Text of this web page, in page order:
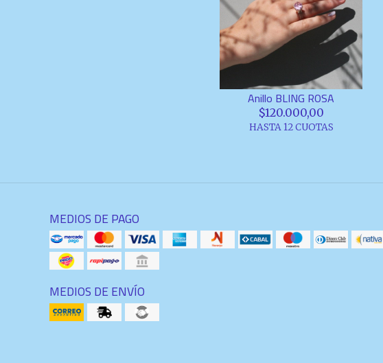
Anillo BLING ROSA
$120.000,00
HASTA 12 CUOTAS
MEDIOS DE PAGO
MEDIOS DE ENVÍO